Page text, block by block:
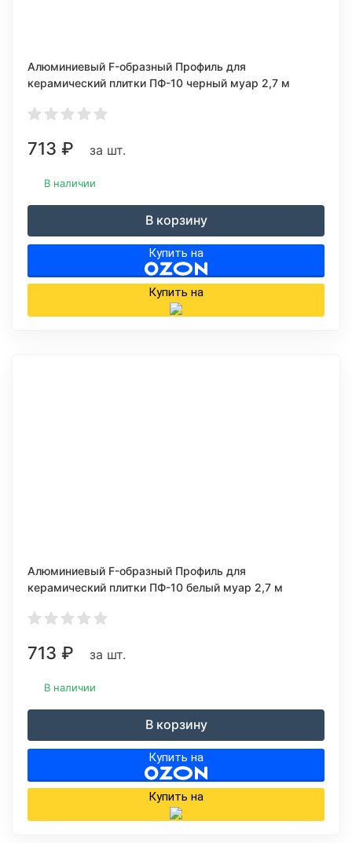
Алюминиевый F-образный Профиль для
керамический плитки ПФ-10 черный муар 2,7 м
713 ₽ за шт.
В наличии
В корзину
Купить на
Купить на
Алюминиевый F-образный Профиль для
керамический плитки ПФ-10 белый муар 2,7 м
713 ₽ за шт.
В наличии
В корзину
Купить на
Купить на